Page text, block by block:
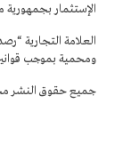
الإستثمار بجمهورية
العلامة التجارية
ومحمية بموجب قوانين
جميع حقوق النشر